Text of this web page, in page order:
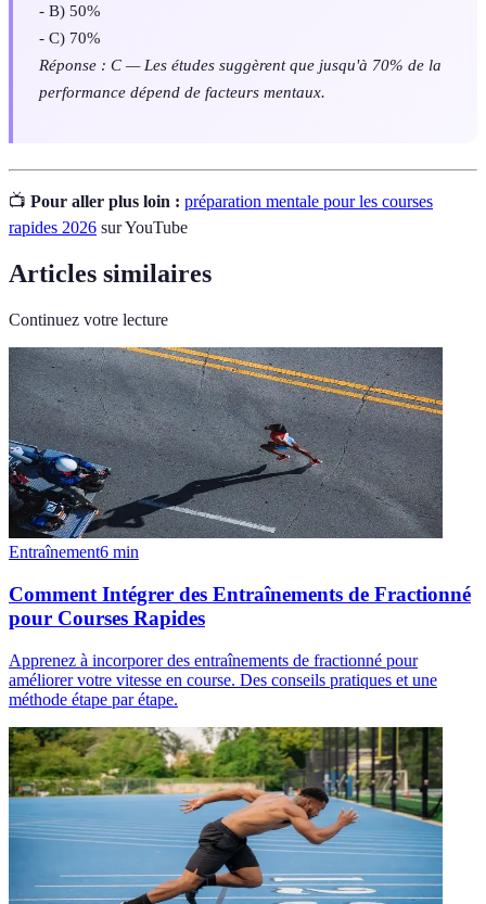
- B) 50%
- C) 70%
Réponse : C — Les études suggèrent que jusqu'à 70% de la
performance dépend de facteurs mentaux.
📺 Pour aller plus loin : préparation mentale pour les courses
rapides 2026 sur YouTube
Articles similaires
Continuez votre lecture
Entraînement6 min
Comment Intégrer des Entraînements de Fractionné
pour Courses Rapides
Apprenez à incorporer des entraînements de fractionné pour
améliorer votre vitesse en course. Des conseils pratiques et une
méthode étape par étape.